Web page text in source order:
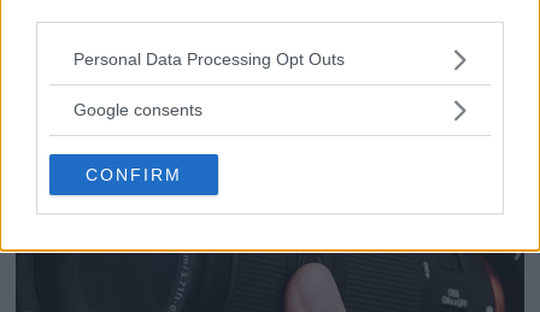
Please note that this website/app uses one or more Google
not limited to your visit or usage behaviour. You may click to
use your data for below specified purposes in below Google
consent section.
Personal Data Processing Opt Outs
Google consents
CONFIRM